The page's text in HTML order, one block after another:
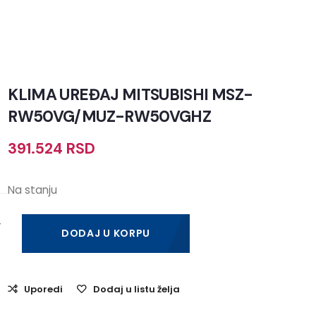
KLIMA UREĐAJ MITSUBISHI MSZ-
RW50VG/MUZ-RW50VGHZ
391.524 RSD
Na stanju
DODAJ U KORPU
Uporedi Dodaj u listu želja